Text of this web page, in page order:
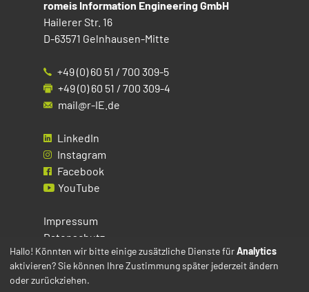
romeis Information Engineering GmbH
Hailerer Str. 16
D-63571 Gelnhausen-Mitte
+49 (0) 60 51 / 700 309-5
+49 (0) 60 51 / 700 309-4
mail@r-IE.de
LinkedIn
Instagram
Facebook
YouTube
Impressum
Datenschutz
Cookies
Hallo! Könnten wir bitte einige zusätzliche Dienste fürAnalytics
aktivieren? Sie können Ihre Zustimmung später jederzeit ändern
oder zurückziehen.